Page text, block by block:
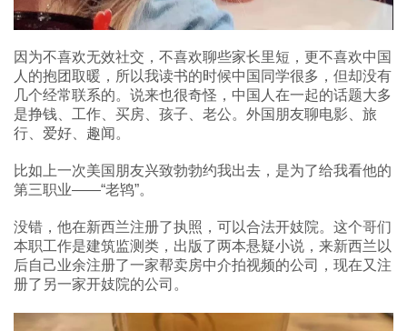
因为不喜欢无效社交，不喜欢聊些家长里短，更不喜欢中国
人的抱团取暖，所以我读书的时候中国同学很多，但却没有
几个经常联系的。说来也很奇怪，中国人在一起的话题大多
是挣钱、工作、买房、孩子、老公。外国朋友聊电影、旅
行、爱好、趣闻。
比如上一次美国朋友兴致勃勃约我出去，是为了给我看他的
第三职业——“老鸨”。
没错，他在新西兰注册了执照，可以合法开妓院。这个哥们
本职工作是建筑监测类，出版了两本悬疑小说，来新西兰以
后自己业余注册了一家帮卖房中介拍视频的公司，现在又注
册了另一家开妓院的公司。